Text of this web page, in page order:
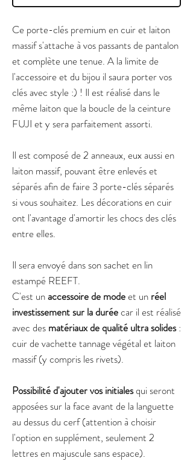
Ce porte-clés premium en cuir et laiton
massif s'attache à vos passants de pantalon
et complète une tenue. A la limite de
l'accessoire et du bijou il saura porter vos
clés avec style :) ! Il est réalisé dans le
même laiton que la boucle de la ceinture
FUJI et y sera parfaitement assorti.
Il est composé de 2 anneaux, eux aussi en
laiton massif, pouvant être enlevés et
séparés afin de faire 3 porte-clés séparés
si vous souhaitez. Les décorations en cuir
ont l'avantage d'amortir les chocs des clés
entre elles.
Il sera envoyé dans son sachet en lin
estampé REEFT.
C'est unaccessoire de modeet un réel
investissement sur la duréecar il est réalisé
avec des matériaux de qualité ultra solides:
cuir de vachette tannage végétal et laiton
massif (y compris les rivets).
Possibilité d'ajouter vos initialesqui seront
apposées sur la face avant de la languette
au dessus du cerf (attention à choisir
l'option en supplément, seulement 2
lettres en majuscule sans espace).